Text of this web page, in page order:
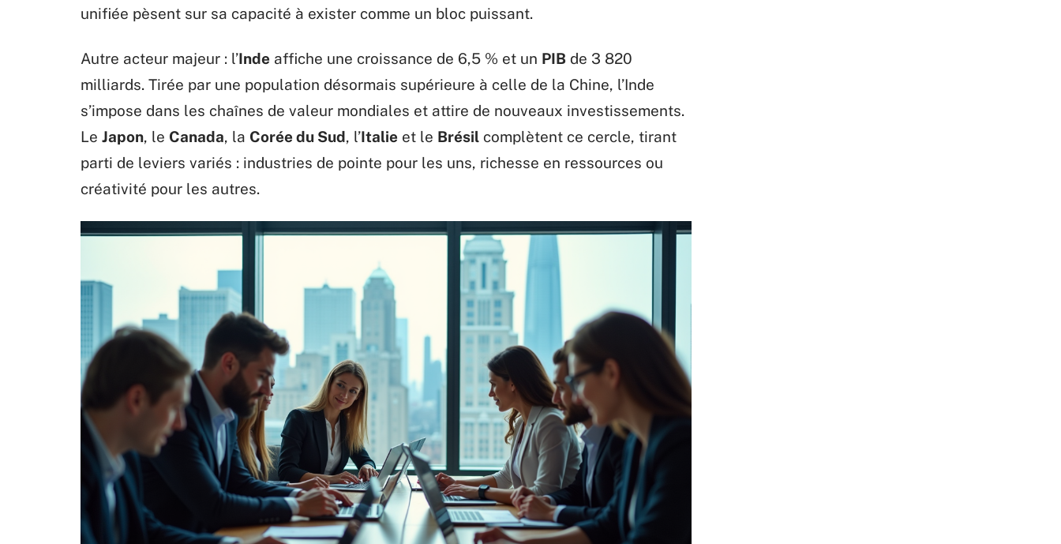
unifiée pèsent sur sa capacité à exister comme un bloc puissant.
Autre acteur majeur : l’Inde affiche une croissance de 6,5 % et un PIB de 3 820
milliards. Tirée par une population désormais supérieure à celle de la Chine, l’Inde
s’impose dans les chaînes de valeur mondiales et attire de nouveaux investissements.
Le Japon, le Canada, la Corée du Sud, l’Italie et le Brésil complètent ce cercle, tirant
parti de leviers variés : industries de pointe pour les uns, richesse en ressources ou
créativité pour les autres.